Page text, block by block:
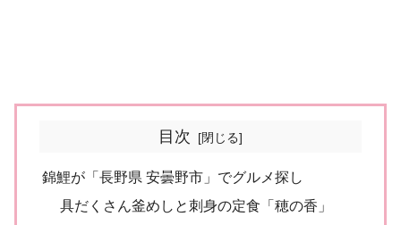
目次
錦鯉が「長野県 安曇野市」でグルメ探し
具だくさん釜めしと刺身の定食「穂の香」